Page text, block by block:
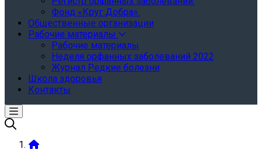
Фонд «Круг Добра».
Общественные организации
Рабочие материалы
Рабочие материалы
Неделя орфанных заболеваний 2022
Журнал Редкие болезни
Школа здоровья
Контакты